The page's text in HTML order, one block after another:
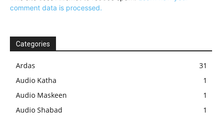
comment data is processed.
Categories
Ardas
31
Audio Katha
1
Audio Maskeen
1
Audio Shabad
1